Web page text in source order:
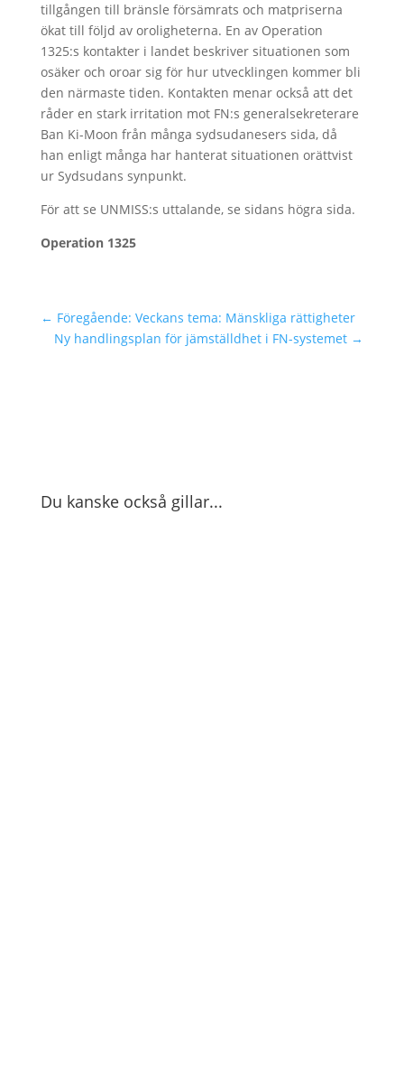
tillgången till bränsle försämrats och matpriserna
ökat till följd av oroligheterna. En av Operation
1325:s kontakter i landet beskriver situationen som
osäker och oroar sig för hur utvecklingen kommer bli
den närmaste tiden. Kontakten menar också att det
råder en stark irritation mot FN:s generalsekreterare
Ban Ki-Moon från många sydsudanesers sida, då
han enligt många har hanterat situationen orättvist
ur Sydsudans synpunkt.
För att se UNMISS:s uttalande, se sidans högra sida.
Operation 1325
← Föregående: Veckans tema: Mänskliga rättigheter
Ny handlingsplan för jämställdhet i FN-systemet →
Du kanske också gillar...